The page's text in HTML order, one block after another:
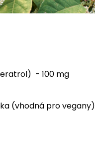
- 100 mg
(vhodná pro vegany)